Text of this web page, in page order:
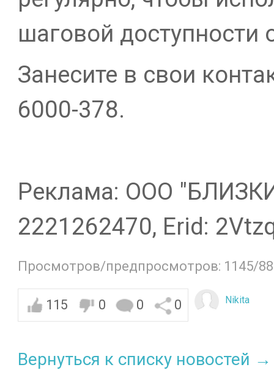
шаговой доступности
Занесите в свои
6000-378.
Реклама: ООО
2221262470, Erid:
Просмотров/предпросмотров: 1145/
115 0 0 0 Nikita
Вернуться к списку новостей →